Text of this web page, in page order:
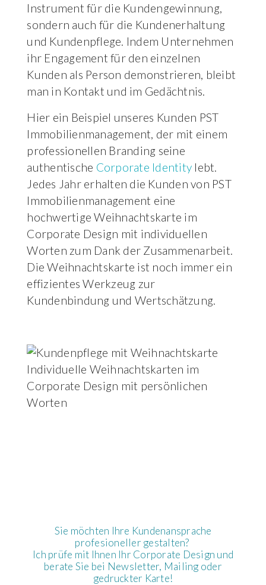
Instrument für die Kundengewinnung,
sondern auch für die Kundenerhaltung
und Kundenpflege. Indem Unternehmen
ihr Engagement für den einzelnen
Kunden als Person demonstrieren, bleibt
man in Kontakt und im Gedächtnis.
Hier ein Beispiel unseres Kunden PST
Immobilienmanagement, der mit einem
professionellen Branding seine
authentische Corporate Identity lebt.
Jedes Jahr erhalten die Kunden von PST
Immobilienmanagement eine
hochwertige Weihnachtskarte im
Corporate Design mit individuellen
Worten zum Dank der Zusammenarbeit.
Die Weihnachtskarte ist noch immer ein
effizientes Werkzeug zur
Kundenbindung und Wertschätzung.
Individuelle Weihnachtskarten im
Corporate Design mit persönlichen
Worten
Sie möchten Ihre Kundenansprache
profesioneller gestalten?
Ich prüfe mit Ihnen Ihr Corporate Design und
berate Sie bei Newsletter, Mailing oder
gedruckter Karte!